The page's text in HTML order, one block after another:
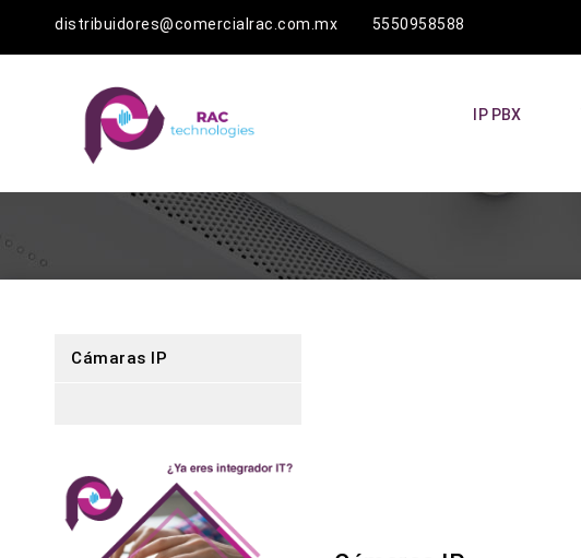
distribuidores@comercialrac.com.mx 5550958588
IP PBX
Cámaras IP